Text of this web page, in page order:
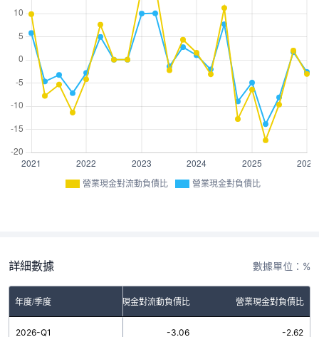
營業現金對流動負債比 營業現金對負債比
詳細數據 數據單位：%
年度/季度 營業現金對流動負債比 營業現金對負債比
2026-Q1 -3.06 -2.62